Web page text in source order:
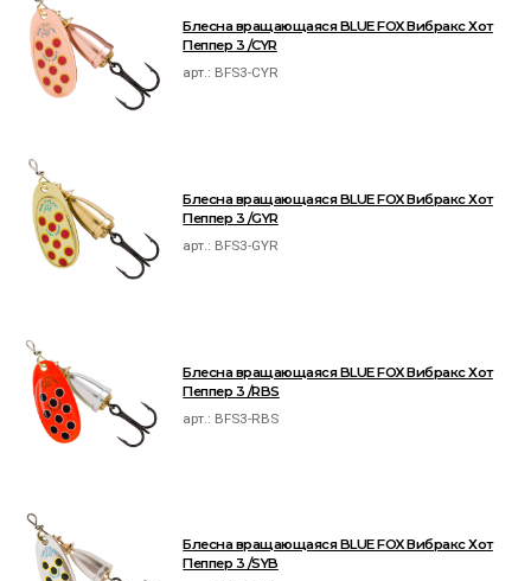
Блесна вращающаяся BLUE FOX Вибракс Хот
Пеппер 3 /CYR
арт.: BFS3-CYR
Блесна вращающаяся BLUE FOX Вибракс Хот
Пеппер 3 /GYR
арт.: BFS3-GYR
Блесна вращающаяся BLUE FOX Вибракс Хот
Пеппер 3 /RBS
арт.: BFS3-RBS
Блесна вращающаяся BLUE FOX Вибракс Хот
Пеппер 3 /SYB